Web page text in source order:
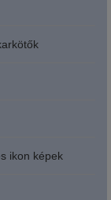
ikon képek